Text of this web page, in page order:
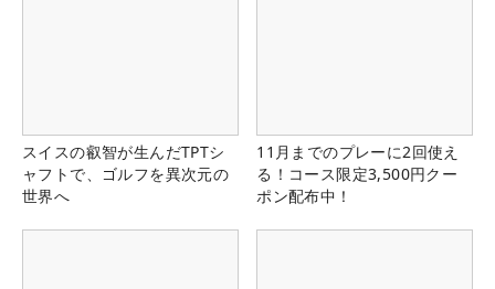
スイスの叡智が生んだTPTシ
ャフトで、ゴルフを異次元の
世界へ
11月までのプレーに2回使え
る！コース限定3,500円クー
ポン配布中！